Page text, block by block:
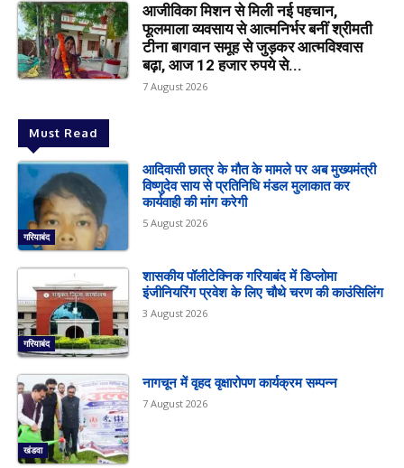
आजीविका मिशन से मिली नई पहचान,
फूलमाला व्यवसाय से आत्मनिर्भर बनीं श्रीमती
टीना बागवान समूह से जुड़कर आत्मविश्वास
बढ़ा, आज 12 हजार रुपये से...
7 August 2026
Must Read
गरियाबंद
आदिवासी छात्र के मौत के मामले पर अब मुख्यमंत्री
विष्णुदेव साय से प्रतिनिधि मंडल मुलाकात कर
कार्यवाही की मांग करेगी
5 August 2026
गरियाबंद
शासकीय पॉलीटेक्निक गरियाबंद में डिप्लोमा
इंजीनियरिंग प्रवेश के लिए चौथे चरण की काउंसिलिंग
3 August 2026
खंडवा
नागचून में वृहद वृक्षारोपण कार्यक्रम सम्पन्न
7 August 2026